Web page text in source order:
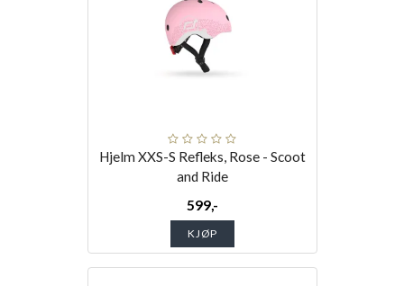
Hjelm XXS-S Refleks, Rose - Scoot
and Ride
599,-
KJØP